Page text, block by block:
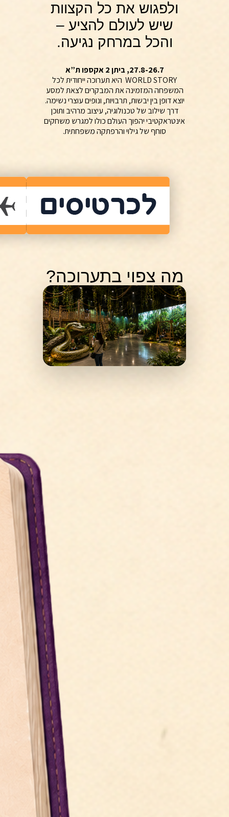
ולפגוש את כל הקצוות
שיש לעולם להציע –
והכל במרחק נגיעה.
27.8-26.7, ביתן 2 אקספו ת”א
WORLD STORY היא תערוכה ייחודית לכל
המשפחה המזמינה את המבקרים לצאת למסע
יוצא דופן בין יבשות, תרבויות, ונופים עוצרי נשימה.
דרך שילוב של טכנולוגיה, עיצוב מרהיב ותוכן
אינטראקטיבי יהפוך העולם כולו למגרש משחקים
סוחף של גילוי והרפתקה משפחתית.
מה צפוי בתערוכה?